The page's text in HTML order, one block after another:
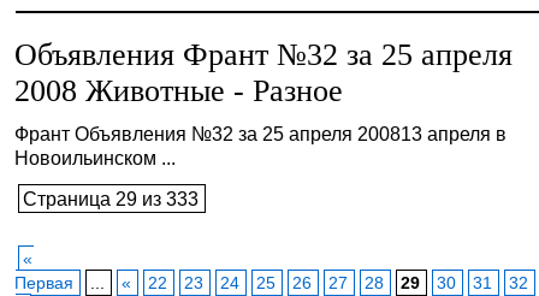
Объявления Франт №32 за 25 апреля
2008 Животные - Разное
Франт Объявления №32 за 25 апреля 200813 апреля в
Новоильинском ...
Страница 29 из 333
«
Первая
« 22 23 24 25 26 27 28 29 30 31
32